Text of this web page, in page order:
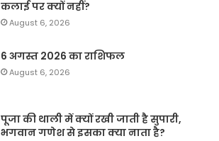
कलाई पर क्यों नहीं?
August 6, 2026
6 अगस्त 2026 का राशिफल
August 6, 2026
पूजा की थाली में क्यों रखी जाती है सुपारी,
भगवान गणेश से इसका क्या नाता है?